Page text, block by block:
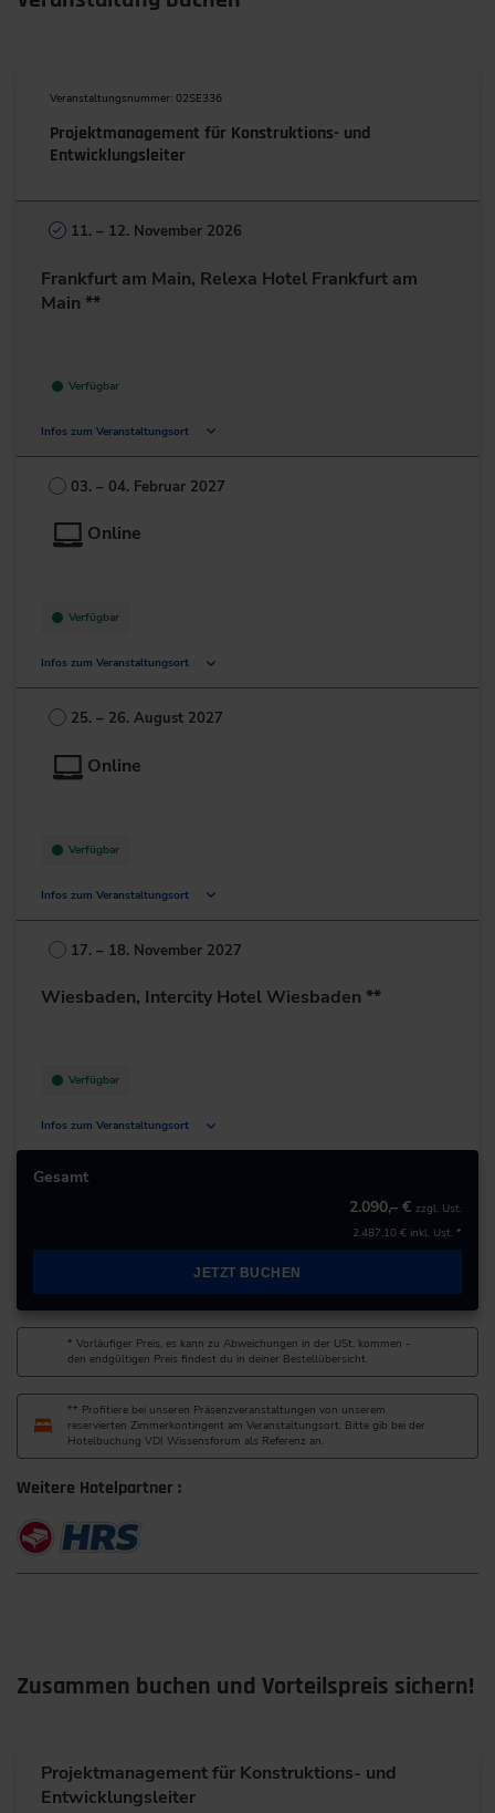
Veranstaltungsnummer: 02SE336
Projektmanagement für Konstruktions- und
Entwicklungsleiter
11. – 12. November 2026
Frankfurt am Main, Relexa Hotel Frankfurt am
Main **
Verfügbar
Infos zum Veranstaltungsort
Lurgiallee 2
60439 Frankfurt am Main
03. – 04. Februar 2027
Online
Verfügbar
Infos zum Veranstaltungsort
Deutschland
+49 211/6214-201
25. – 26. August 2027
Online
Verfügbar
Infos zum Veranstaltungsort
Deutschland
+49 211/6214-201
17. – 18. November 2027
Wiesbaden, Intercity Hotel Wiesbaden **
Verfügbar
Infos zum Veranstaltungsort
Klingholzstraße 6
65189 Wiesbaden
+49 611/29088-0
Gesamt
2.090,– € zzgl. Ust.
2.487,10 € inkl. Ust. *
JETZT BUCHEN
* Vorläufiger Preis, es kann zu Abweichungen in der USt. kommen -
den endgültigen Preis findest du in deiner Bestellübersicht.
** Profitiere bei unseren Präsenzveranstaltungen von unserem
reservierten Zimmerkontingent am Veranstaltungsort. Bitte gib bei der
Hotelbuchung VDI Wissensforum als Referenz an.
Weitere Hotelpartner :
Zusammen buchen und Vorteilspreis sichern!
Projektmanagement für Konstruktions- und
Entwicklungsleiter